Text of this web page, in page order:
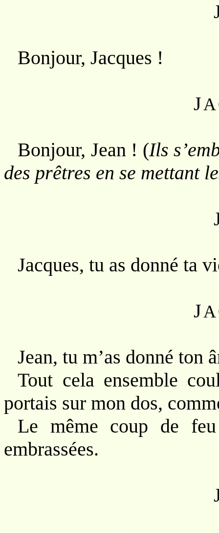
Bonjour, Jacques !
J
Bonjour, Jean ! (Ils
des prêtres en se mettant
Jacques, tu as donné ta
J
Jean, tu m’as donné ton
Tout cela ensemble
portais sur mon dos,
Le même coup de
embrassées.